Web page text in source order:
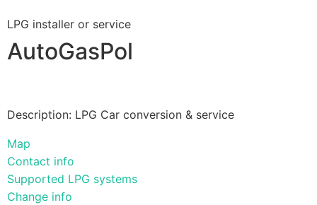
LPG installer or service
AutoGasPol
Description: LPG Car conversion & service
Map
Contact info
Supported LPG systems
Change info